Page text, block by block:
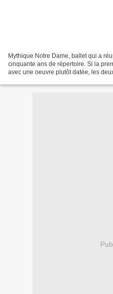
Mythique Notre Dame, ballet qui a
cinquante ans de répertoire. Si la
avec une oeuvre plutôt datée, les